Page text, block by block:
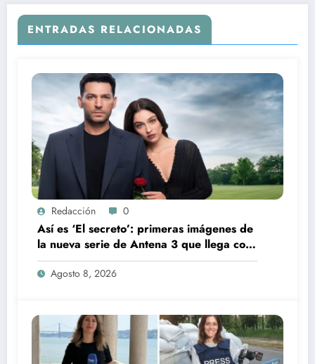
ENTRADAS RELACIONADAS
Redacción 0
Así es ‘El secreto’: primeras imágenes de
la nueva serie de Antena 3 que llega con
una verdad brutal
Agosto 8, 2026